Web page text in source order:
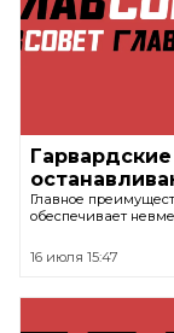
Главное
обеспечивает
16 июля 15:47